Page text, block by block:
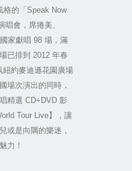
的「 Speak Now
唱會，席捲美、
家獻唱 98 場，滿
已排到 2012 年春
紐約麥迪遜花園廣場
場次演出的同時，
精選 CD+DVD 影
Tour Live】，讓
或是向隅的樂迷，
力！